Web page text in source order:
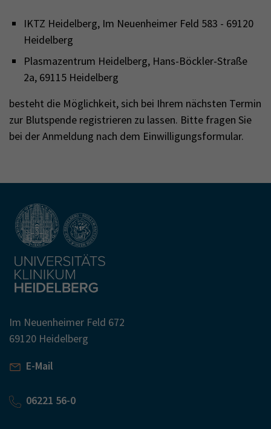
IKTZ Heidelberg, Im Neuenheimer Feld 583 - 69120
Heidelberg
Plasmazentrum Heidelberg, Hans-Böckler-Straße
2a, 69115 Heidelberg
​​​​​​besteht die Möglichkeit, sich bei Ihrem nächsten Termin
zur Blutspende registrieren zu lassen. Bitte fragen Sie
bei der Anmeldung nach dem Einwilligungsformular.
Im Neuenheimer Feld 672
69120 Heidelberg
E-Mail
06221 56-0